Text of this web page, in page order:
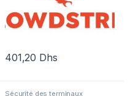
401,20 Dhs
Sécurité des terminaux